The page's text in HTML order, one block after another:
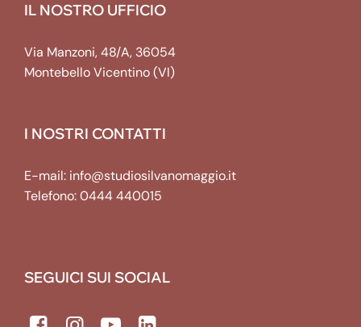
IL NOSTRO UFFICIO
Via Manzoni, 48/A, 36054
Montebello Vicentino (VI)
I NOSTRI CONTATTI
E-mail: info@studiosilvanomaggio.it
Telefono:0444 440015
SEGUICI SUI SOCIAL